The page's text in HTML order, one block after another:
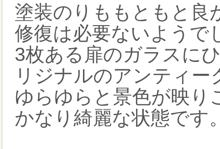
塗装のりももともと良
修復は必要ないようで
3枚ある扉のガラスに
リジナルのアンティ
ゆらゆらと景色が映り
かなり綺麗な状態です